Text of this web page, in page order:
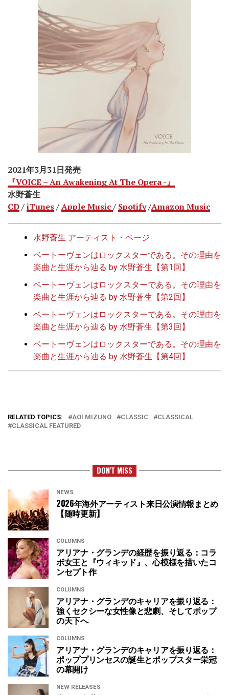
2021年3月31日発売
『VOICE – An Awakening At The Opera -』
水野蒼生
CD/iTunes/Apple Music/ Spotify/Amazon Music
水野蒼生 アーティスト・ページ
ベートーヴェンはロックスターである。その理由を
楽曲と生涯から辿る by 水野蒼生【第1回】
ベートーヴェンはロックスターである。その理由を
楽曲と生涯から辿る by 水野蒼生【第2回】
ベートーヴェンはロックスターである。その理由を
楽曲と生涯から辿る by 水野蒼生【第3回】
ベートーヴェンはロックスターである。その理由を
楽曲と生涯から辿る by 水野蒼生【第4回】
RELATED TOPICS: AOI MIZUNO CLASSIC
CLASSICAL
CLASSICAL FEATURED
DON'T MISS
NEWS
2026年海外アーティスト来日公演情報まとめ
【随時更新】
COLUMNS
アリアナ・グランデの経歴を振り返る：コラ
ボ女王と『ウィキッド』、心模様を描いたコ
ンセプト作
COLUMNS
アリアナ・グランデのキャリアを振り返る：
強くセクシーな女性像と悲劇、そしてポップ
の天下へ
COLUMNS
アリアナ・グランデのキャリアを振り返る：
ポッププリンセスの誕生とポップスター栄冠
の幕開け
NEW RELEASES